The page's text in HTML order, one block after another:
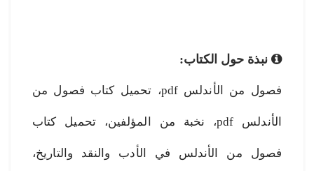
نبذة حول الكتاب:
فصول من الأندلس pdf، تحميل كتاب فصول من
الأندلس pdf، نخبة من المؤلفين، تحميل كتاب
فصول من الأندلس في الأدب والنقد والتاريخ،